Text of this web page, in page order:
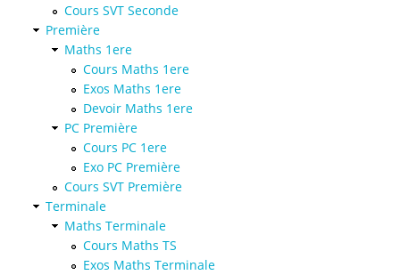
Cours SVT Seconde
Première
Maths 1ere
Cours Maths 1ere
Exos Maths 1ere
Devoir Maths 1ere
PC Première
Cours PC 1ere
Exo PC Première
Cours SVT Première
Terminale
Maths Terminale
Cours Maths TS
Exos Maths Terminale